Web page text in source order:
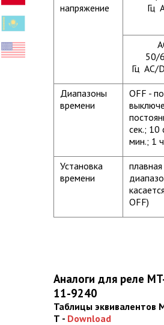
напряжение
Гц
50/
Гц AC/
Диапазоны
времени
OFF -
сек.; 10
мин.; 1
Установка
времени
OFF)
Аналоги для реле
11-9240
Таблицы эквивалентов
Т - Download